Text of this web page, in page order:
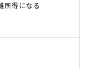
所得になる